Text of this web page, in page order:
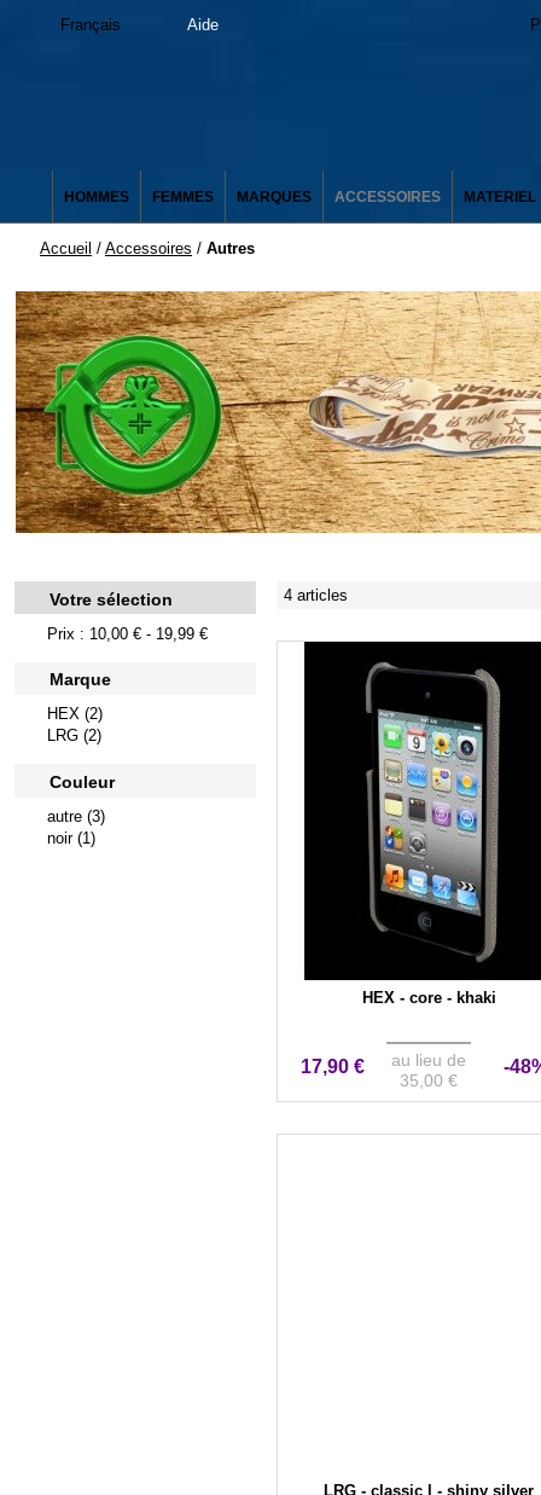
Français Aide
HOMMES FEMMES MARQUES ACCESSOIRES MATERIEL
Accueil / Accessoires / Autres
Votre sélection
Prix : 10,00 € - 19,99 €
Marque
HEX (2)
LRG (2)
Couleur
autre (3)
noir (1)
4 articles
HEX - core - khaki
17,90 €
au lieu de
35,00 €
-
LRG - classic l - shiny silver